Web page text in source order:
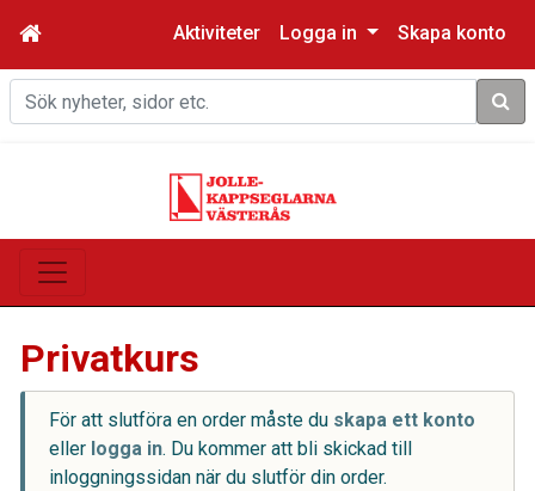
Aktiviteter Logga in Skapa konto
Sök
Privatkurs
För att slutföra en order måste du skapa ett konto
eller logga in. Du kommer att bli skickad till
inloggningssidan när du slutför din order.